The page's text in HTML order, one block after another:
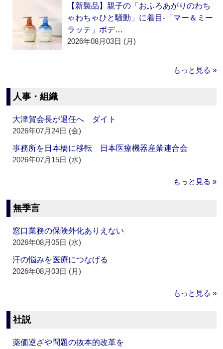
【新製品】親子の「おふろあがりのわち
ゃわちゃひと騒動」に着目‐「マー＆ミー
ラッテ」ボデ…
2026年08月03日 (月)
もっと見る »
人事・組織
大津賀会長が退任へ ダイト
2026年07月24日 (金)
事務所を日本橋に移転 日本医療機器産業連合会
2026年07月15日 (水)
もっと見る »
無季言
窓口業務の保険外化ありえない
2026年08月05日 (水)
汗の悩みを医療につなげる
2026年08月03日 (月)
もっと見る »
社説
薬価逆ざや問題の抜本的改革を